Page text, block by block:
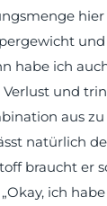
habe ich
und
aus
natürlich
braucht er
ich